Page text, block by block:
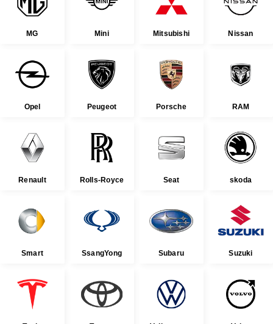
MG Mini Mitsubishi Nissan
Opel Peugeot Porsche RAM
Renault Rolls-Royce Seat skoda
Smart SsangYong Subaru Suzuki